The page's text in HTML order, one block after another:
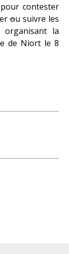
contester
ou suivre les
la
de Niort le 8